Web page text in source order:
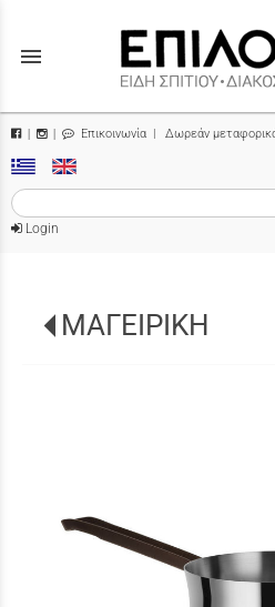
menu
| Επικοινωνία | Δωρεάν
Login
ΜΑΓΕΙΡΙΚΗ